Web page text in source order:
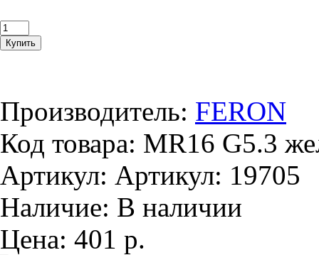
Производитель: FERON
Код товара: MR16 G5.3
Артикул: Артикул: 19705
Наличие: В наличии
Цена: 401 р.